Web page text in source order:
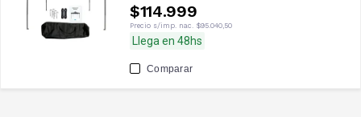
$114.999
Precio s/imp. nac. $95.040,50
Llega en 48hs
Comparar